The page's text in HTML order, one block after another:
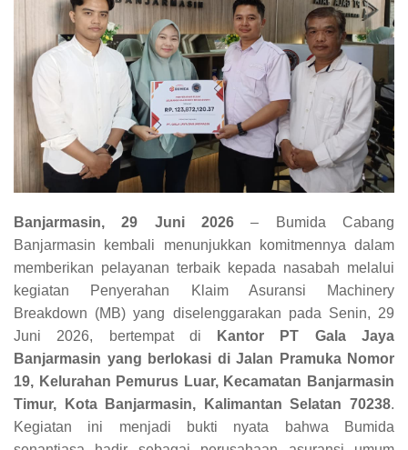
Banjarmasin, 29 Juni 2026 – Bumida Cabang
Banjarmasin kembali menunjukkan komitmennya dalam
memberikan pelayanan terbaik kepada nasabah melalui
kegiatan Penyerahan Klaim Asuransi Machinery
Breakdown (MB) yang diselenggarakan pada Senin, 29
Juni 2026, bertempat di
Kantor PT Gala Jaya
Banjarmasin yang berlokasi di Jalan Pramuka Nomor
19, Kelurahan Pemurus Luar, Kecamatan Banjarmasin
Timur, Kota Banjarmasin, Kalimantan Selatan 70238.
Kegiatan ini menjadi bukti nyata bahwa Bumida